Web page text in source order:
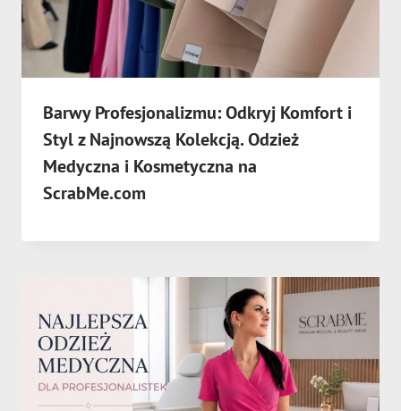
Barwy Profesjonalizmu: Odkryj Komfort i
Styl z Najnowszą Kolekcją. Odzież
Medyczna i Kosmetyczna na
ScrabMe.com